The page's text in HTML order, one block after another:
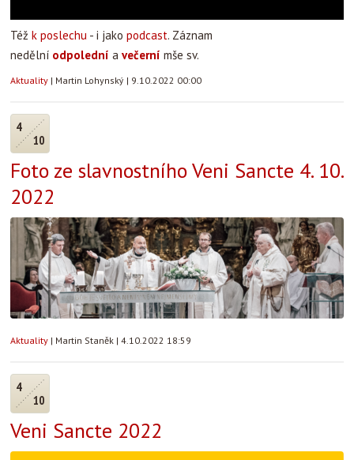
Též k poslechu - i jako podcast. Záznam
nedělní odpolední a večerní mše sv.
Aktuality | Martin Lohynský | 9.10.2022 00:00
4
10
Foto ze slavnostního Veni Sancte 4. 10.
2022
Aktuality | Martin Staněk | 4.10.2022 18:59
4
10
Veni Sancte 2022